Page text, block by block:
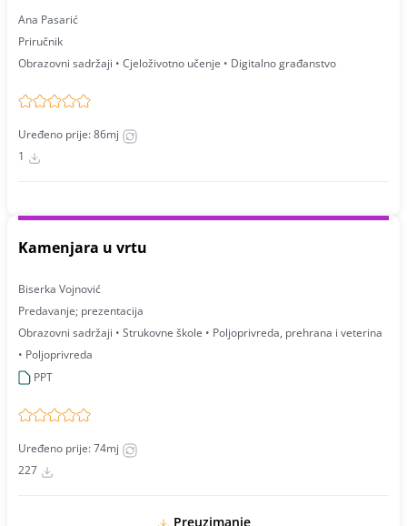
Ana Pasarić
Priručnik
Obrazovni sadržaji • Cjeloživotno učenje • Digitalno građanstvo
Uređeno prije: 86mj
1
Kamenjara u vrtu
Biserka Vojnović
Predavanje; prezentacija
Obrazovni sadržaji • Strukovne škole • Poljoprivreda, prehrana i veterina
• Poljoprivreda
PPT
Uređeno prije: 74mj
227
Preuzimanje